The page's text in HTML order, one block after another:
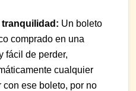
Un boleto
comprado en una
fácil de perder,
cualquier
ese boleto, por no